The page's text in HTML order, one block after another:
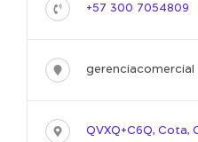
+57 300 7054809
gerenciacomercial
QVXQ+C6Q, Cota,